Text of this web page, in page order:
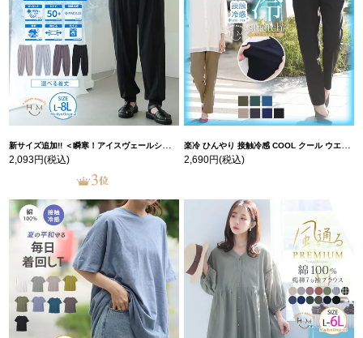
新サイズ追加!! ＜瞬寒！アイスヴェールシリーズ＞ 美脚 ジョガーパンツ 【ウェストゴム】 【ストレッチ】 | 大きいサイズの通販ならハッピーマリリン
2,093円(税込)
楽冷 ひんやり 接触冷感 COOL クール ウエストゴム 楽ちん ストレッチ 美脚 レギパン 【ストレッチ】 | 大きいサイズの通販ならハッピーマリリン
2,690円(税込)